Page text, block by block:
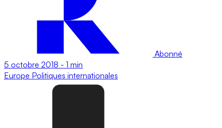
Abonné
5 octobre 2018 - 1 min
Europe Politiques internationales